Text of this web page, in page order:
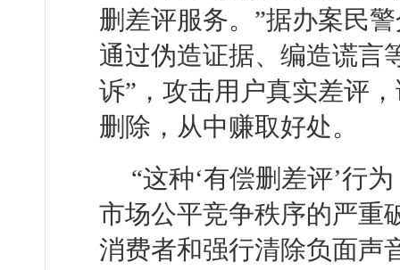
删差评服务。”据办案民
通过伪造证据、编造谎言
诉”，攻击用户真实差评
删除，从中赚取好处。
“这种‘有偿删差评’行
市场公平竞争秩序的严重
消费者和强行清除负面声